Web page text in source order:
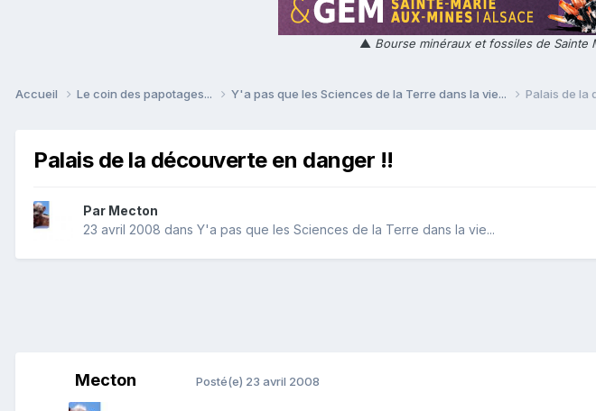
▲ Bourse minéraux et fossiles de
Accueil Le coin des papotages... Y'a pas que les Sciences de la Terre dans la vie... Palais de la
Palais de la découverte en danger !!
Par Mecton
23 avril 2008 dans Y'a pas que les Sciences de la Terre dans la vie...
Mecton Posté(e) 23 avril 2008